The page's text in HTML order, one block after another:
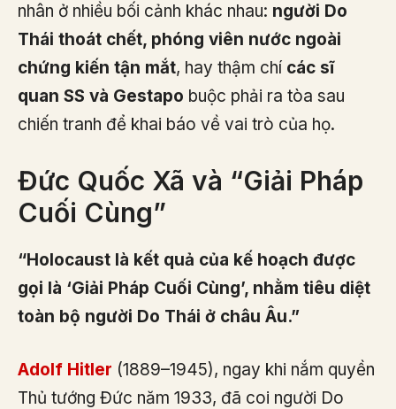
nhân ở nhiều bối cảnh khác nhau: người Do
Thái thoát chết, phóng viên nước ngoài
chứng kiến tận mắt, hay thậm chí các sĩ
quan SS và Gestapo buộc phải ra tòa sau
chiến tranh để khai báo về vai trò của họ.
Đức Quốc Xã và “Giải Pháp
Cuối Cùng”
“Holocaust là kết quả của kế hoạch được
gọi là ‘Giải Pháp Cuối Cùng’, nhằm tiêu diệt
toàn bộ người Do Thái ở châu Âu.”
Adolf Hitler (1889–1945), ngay khi nắm quyền
Thủ tướng Đức năm 1933, đã coi người Do